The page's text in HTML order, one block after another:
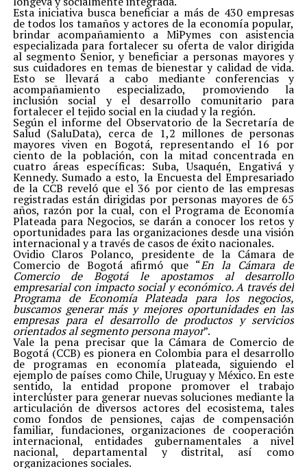
Esta iniciativa busca beneficiar a más de 430 empresas
de todos los tamaños y actores de la economía popular,
brindar acompañamiento a MiPymes con asistencia
especializada para fortalecer su oferta de valor dirigida
al segmento Senior, y beneficiar a personas mayores y
sus cuidadores en temas de bienestar y calidad de vida.
Esto se llevará a cabo mediante conferencias y
acompañamiento especializado, promoviendo la
inclusión social y el desarrollo comunitario para
fortalecer el tejido social en la ciudad y la región.
Según el informe del Observatorio de la Secretaría de
Salud (SaluData), cerca de 1,2 millones de personas
mayores viven en Bogotá, representando el 16 por
ciento de la población, con la mitad concentrada en
cuatro áreas específicas: Suba, Usaquén, Engativá y
Kennedy. Sumado a esto, la Encuesta del Empresariado
de la CCB reveló que el 36 por ciento de las empresas
registradas están dirigidas por personas mayores de 65
años, razón por la cual, con el Programa de Economía
Plateada para Negocios, se darán a conocer los retos y
oportunidades para las organizaciones desde una visión
internacional y a través de casos de éxito nacionales.
Ovidio Claros Polanco, presidente de la Cámara de
Comercio de Bogotá afirmó que “En la Cámara de
Comercio de Bogotá le apostamos al desarrollo
empresarial con impacto social y económico. A través del
Programa de Economía Plateada para los negocios,
buscamos generar más y mejores oportunidades en las
empresas para el desarrollo de productos y servicios
orientados al segmento persona mayor”.
Vale la pena precisar que la Cámara de Comercio de
Bogotá (CCB) es pionera en Colombia para el desarrollo
de programas en economía plateada, siguiendo el
ejemplo de países como Chile, Uruguay y México. En este
sentido, la entidad propone promover el trabajo
interclúster para generar nuevas soluciones mediante la
articulación de diversos actores del ecosistema, tales
como fondos de pensiones, cajas de compensación
familiar, fundaciones, organizaciones de cooperación
internacional, entidades gubernamentales a nivel
nacional, departamental y distrital, así como
organizaciones sociales.